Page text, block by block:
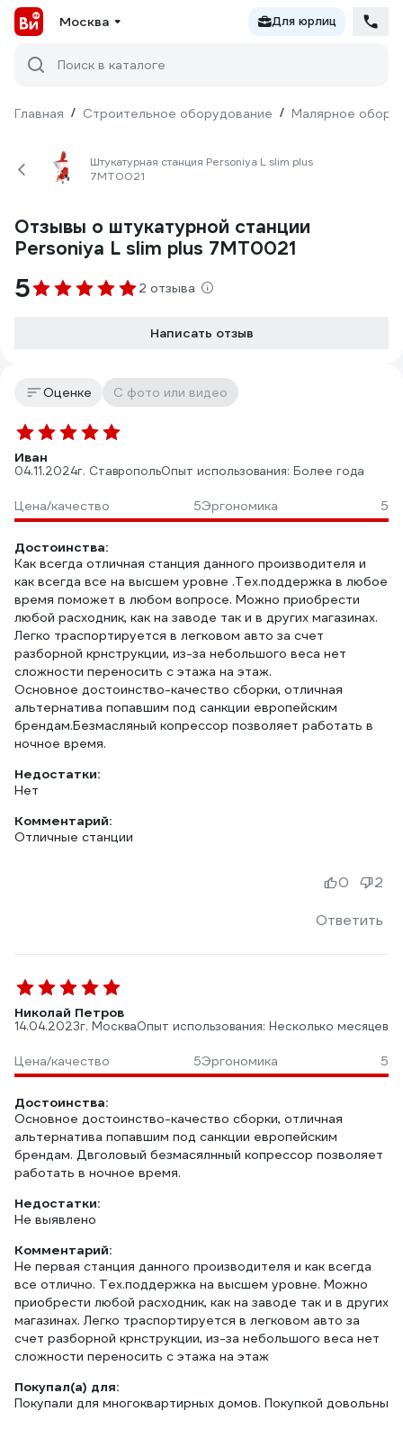
Москва Для юрлиц
Поиск в каталоге
Главная / Строительное оборудование / Малярное
Штукатурная станция Personiya L slim plus
7MT0021
Отзывы о штукатурной станции
Personiya L slim plus 7MT0021
5 2 отзыва
Написать отзыв
Оценке С фото или видео
Иван
04.11.2024г. СтавропольОпыт использования: Более года
Цена/качество 5Эргономика 5
Достоинства:
Как всегда отличная станция данного производителя и
как всегда все на высшем уровне .Тех.поддержка в любое
время поможет в любом вопросе. Можно приобрести
любой расходник, как на заводе так и в других магазинах.
Легко траспортируется в легковом авто за счет
разборной крнструкции, из-за небольшого веса нет
сложности переносить с этажа на этаж.
Основное достоинство-качество сборки, отличная
альтернатива попавшим под санкции европейским
брендам.Безмасляный копрессор позволяет работать в
ночное время.
Недостатки:
Нет
Комментарий:
Отличные станции
Ответить
0 2
Николай Петров
14.04.2023г. МоскваОпыт использования: Несколько месяцев
Цена/качество 5Эргономика 5
Достоинства:
Основное достоинство-качество сборки, отличная
альтернатива попавшим под санкции европейским
брендам. Двголовый безмасялнный копрессор позволяет
работать в ночное время.
Недостатки:
Не выявлено
Комментарий:
Не первая станция данного производителя и как всегда
все отлично. Тех.поддержка на высшем уровне. Можно
приобрести любой расходник, как на заводе так и в других
магазинах. Легко траспортируется в легковом авто за
счет разборной крнструкции, из-за небольшого веса нет
сложности переносить с этажа на этаж
Покупал(а) для:
Покупали для многоквартирных домов. Покупкой довольны